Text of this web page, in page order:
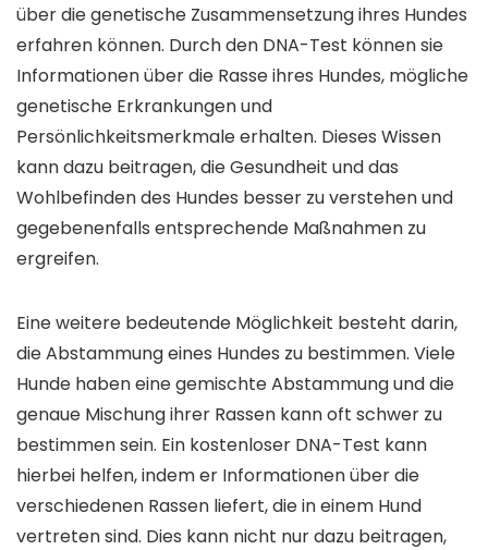
über die genetische Zusammensetzung ihres Hundes
erfahren können. Durch den DNA-Test können sie
Informationen über die Rasse ihres Hundes, mögliche
genetische Erkrankungen und
Persönlichkeitsmerkmale erhalten. Dieses Wissen
kann dazu beitragen, die Gesundheit und das
Wohlbefinden des Hundes besser zu verstehen und
gegebenenfalls entsprechende Maßnahmen zu
ergreifen.
Eine weitere bedeutende Möglichkeit besteht darin,
die Abstammung eines Hundes zu bestimmen. Viele
Hunde haben eine gemischte Abstammung und die
genaue Mischung ihrer Rassen kann oft schwer zu
bestimmen sein. Ein kostenloser DNA-Test kann
hierbei helfen, indem er Informationen über die
verschiedenen Rassen liefert, die in einem Hund
vertreten sind. Dies kann nicht nur dazu beitragen,